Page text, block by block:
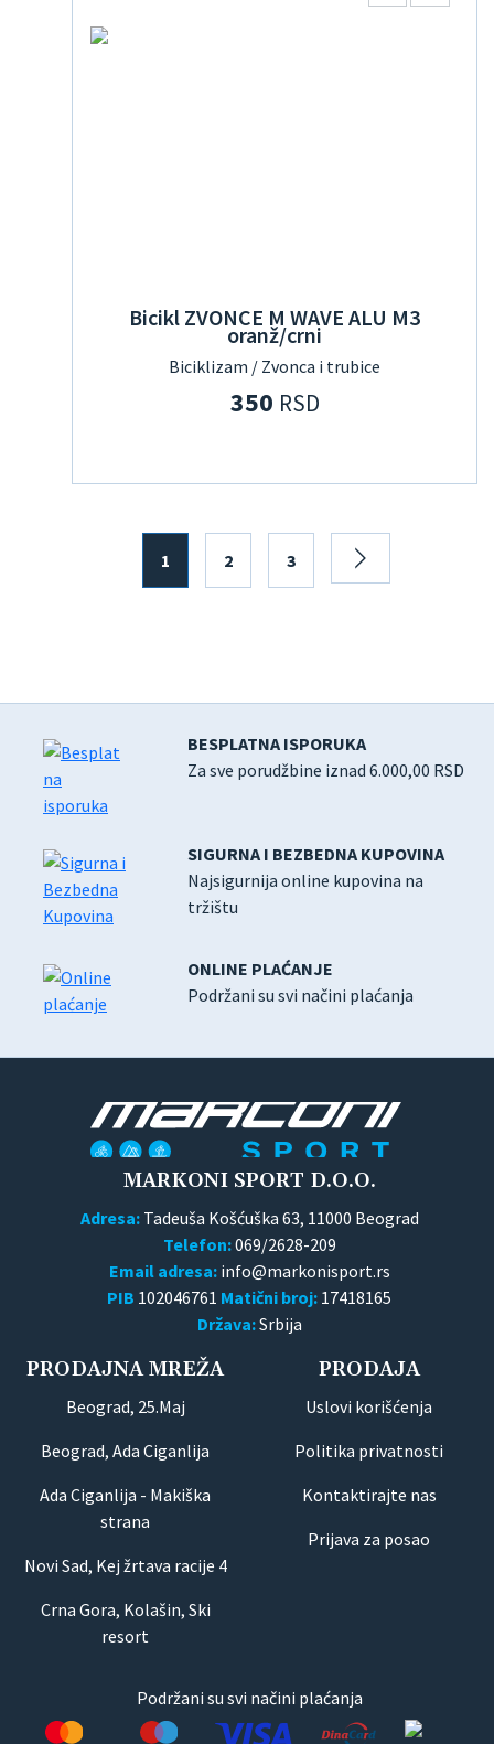
Bicikl ZVONCE M WAVE ALU M3
oranž/crni
Biciklizam / Zvonca i trubice
350 RSD
1 2 3
BESPLATNA ISPORUKA
Za sve porudžbine iznad 6.000,00 RSD
SIGURNA I BEZBEDNA KUPOVINA
Najsigurnija online kupovina na
tržištu
ONLINE PLAĆANJE
Podržani su svi načini plaćanja
MARKONI SPORT D.O.O.
Adresa:Tadeuša Košćuška 63, 11000 Beograd
Telefon:069/2628-209
Email adresa:
PIB 102046761 Matični broj: 17418165
Država:Srbija
PRODAJNA MREŽA
Beograd, 25.Maj
Beograd, Ada Ciganlija
Ada Ciganlija - Makiška
strana
Novi Sad, Kej žrtava racije 4
Crna Gora, Kolašin, Ski
resort
PRODAJA
Uslovi korišćenja
Politika privatnosti
Kontaktirajte nas
Prijava za posao
Podržani su svi načini plaćanja